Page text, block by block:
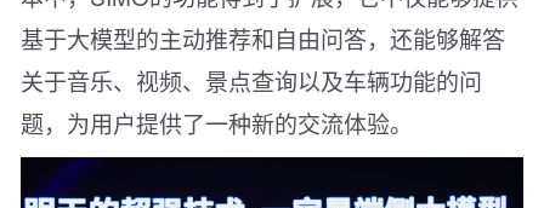
基于大模型的主动推荐和自由问答，还能够解答
关于音乐、视频、景点查询以及车辆功能的问
题，为用户提供了一种新的交流体验。